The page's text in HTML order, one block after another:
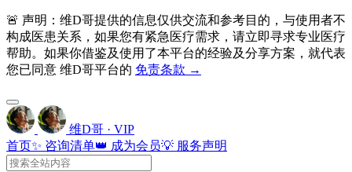
🚨 声明：维D哥提供的信息仅供交流和参考目的，与使用者不
构成医患关系，如果您有紧急医疗需求，请立即寻求专业医疗
帮助。如果你借鉴及使用了本平台的经验及分享方案，就代表
您已同意 维D哥平台的 免责条款 →
维D哥 · VIP
首页✨ 咨询清单👑 成为会员💡 服务声明